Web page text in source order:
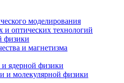
моделирования
и оптических технологий
физики
и магнетизма
ядерной физики
и молекулярной физики